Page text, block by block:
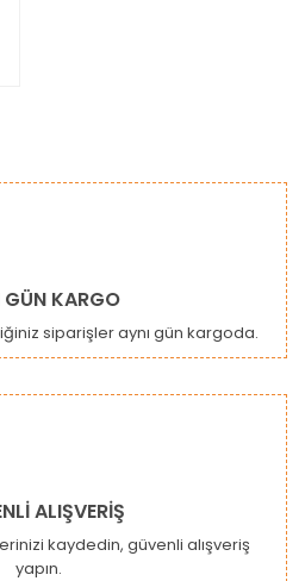
GÜN KARGO
siparişler aynı gün kargoda.
ALIŞVERİŞ
kaydedin, güvenli alışveriş
yapın.